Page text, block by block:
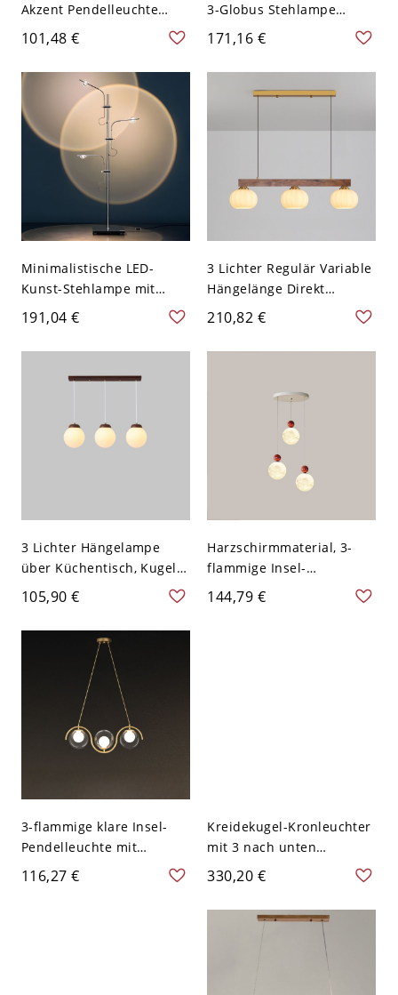
Akzent Pendelleuchte
Dreiflammiger Linearer
Kronleuchter mit
Rotationsgeformten
Schirmen für Esszimmer
& Küche - Kugel 110V-
120V
101,48 €
3-Globus Stehlampe
Milchglas-Schirme mit
Marmorsockel für
Wohnzimmer &
Schlafzimmer - 110V-120V
171,16 €
Minimalistische LED-
Kunst-Stehlampe mit
verstellbarer Halo-
Projektion und schlankem
Metallfuß - 3 110V-120V
191,04 €
3 Lichter Regulär Variable
Hängelänge Direkt
Verdrahtet Elektrisch LED
& Glüh- &
Leuchtstofflampe
Pendelleuchte mit
210,82 €
3 Lichter Hängelampe
über Küchentisch, Kugel
3-Farben-Licht, Kreide-
Lucite-Schirm, LED für
Wohngebrauch, 110V-
105,90 €
Harzschirmmaterial, 3-
flammige Insel-
Pendelleuchte, Bi-Pin-
Lichttyp, Kugelform in
144,79 €
3-flammige klare Insel-
Pendelleuchte mit
kugelförmigem Glas-
Schirm, dreistufige
116,27 €
Kreidekugel-Kronleuchter
mit 3 nach unten
gerichteten Lichtern,
LED/Glühlampe/Leuchtsto
fflampe, verstellbare
Kettenaufhängung, Kugel,
330,20 €